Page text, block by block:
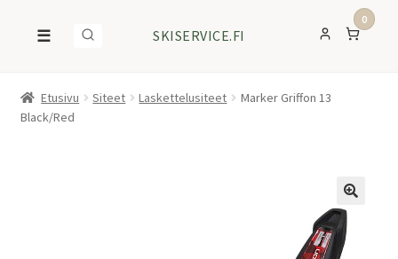
☰ SKISERVICE.FI
0
Etusivu Siteet Laskettelusiteet
Marker Griffon 13
Black/Red